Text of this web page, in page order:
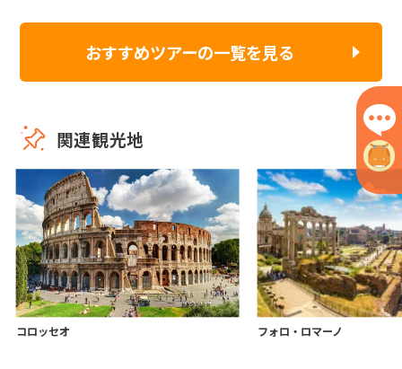
おすすめツアーの一覧を見る
関連観光地
コロッセオ フォロ・ロマーノ